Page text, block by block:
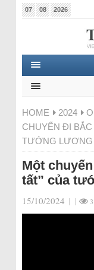
07 08 2026
HOME 2024
CHUYẾN ĐI BẮC
TƯỚNG
Một
tất” của
15/10/2024 | |